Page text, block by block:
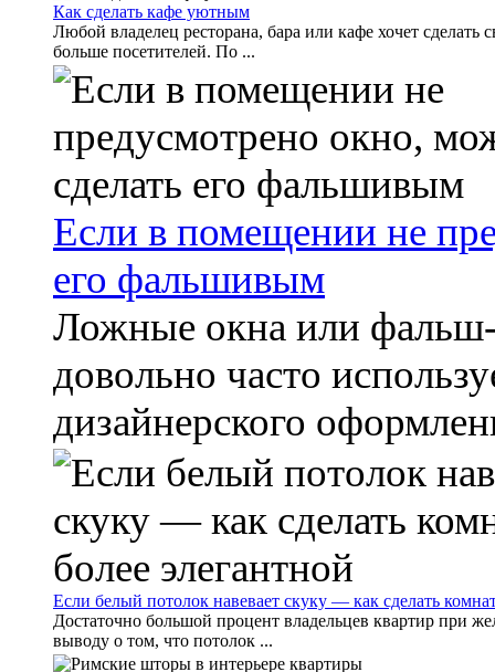
Как сделать кафе уютным
Любой владелец ресторана, бара или кафе хочет
больше посетителей. По ...
Если в помещении не
его фальшивым
Ложные окна или
довольно часто
дизайнерского
Если белый потолок навевает скуку — как сделать
Достаточно большой процент владельцев квартир при
выводу о том, что потолок ...